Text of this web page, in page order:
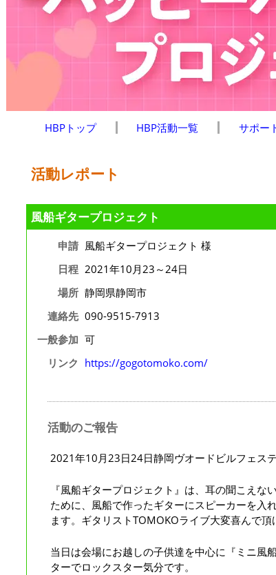
HBPトップ HBP活動一覧 サポー
活動レポート
風船ギタープロジェクト
申請 風船ギタープロジェクト 様
日程 2021年10月23～24日
場所 静岡県静岡市
連絡先 090-9515-7913
一般参加 可
リンク https://gogotomoko.com/
活動のご報告
2021年10月23日24日静岡ヴオードビルフェス
『風船ギタープロジェクト』は、耳の聞こえな
ために、風船で作ったギターにスピーカーを入
ます。ギタリストTOMOKOライブ大変喜んで
当日は会場にお越しの子供達を中心に『ミニ
ターでロックスター気分です。